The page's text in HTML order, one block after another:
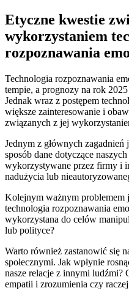
Etyczne kwestie⁣
wykorzystaniem
rozpoznawania
Technologia rozpoznawania‌
tempie, a prognozy na⁣ rok‍
Jednak wraz z postępem
większe ​zainteresowanie i
związanych z jej
Jednym⁢ z​ głównych
sposób dane dotyczące
wykorzystywane przez firmy⁣ i
nadużycia lub
Kolejnym ważnym⁤ problemem
technologia ⁣rozpoznawania
‌wykorzystana do celów
lub polityce?
Warto również⁣ zastanowić‍ się
społecznymi. Jak ​wpłynie
nasze relacje z ‌innymi ludźmi?
empatii i zrozumienia czy⁣